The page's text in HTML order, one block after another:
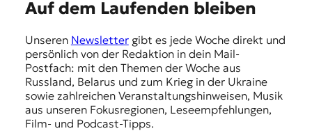
Auf dem Laufenden bleiben
Unseren Newslettergibt es jede Woche direkt und
persönlich von der Redaktion in dein Mail-
Postfach: mit den Themen der Woche aus
Russland, Belarus und zum Krieg in der Ukraine
sowie zahlreichen Veranstaltungshinweisen, Musik
aus unseren Fokusregionen, Leseempfehlungen,
Film- und Podcast-Tipps.